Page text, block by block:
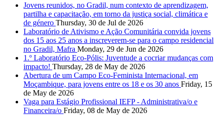
Jovens reunidos, no Gradil, num contexto de aprendizagem,
partilha e capacitação, em torno da justiça social, climática e
de género Thursday, 30 de Jul de 2026
Laboratório de Ativismo e Ação Comunitária convida jovens
dos 15 aos 25 anos a inscreverem-se para o campo residencial
no Gradil, Mafra Monday, 29 de Jun de 2026
1.º Laboratório Eco-Pólis: Juventude a cocriar mudanças com
impacto! Thursday, 28 de May de 2026
Abertura de um Campo Eco-Feminista Internacional, em
Moçambique, para jovens entre os 18 e os 30 anos Friday, 15
de May de 2026
Vaga para Estágio Profissional IEFP - Administrativa/o e
Financeira/o Friday, 08 de May de 2026